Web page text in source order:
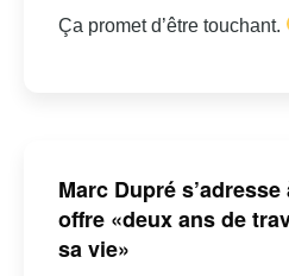
Ça promet d’être touchant.
Marc Dupré
offre «deux ans de
sa vie»